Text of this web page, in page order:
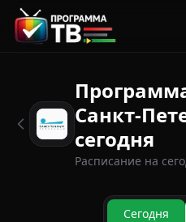
Санкт-
сегодня
Расписание на
Сегодня